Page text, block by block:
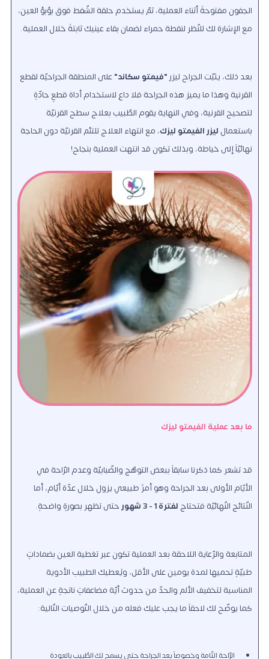
الجفون مفتوحةً أثناء العملية، ثمّ يستخدم حلقة الشّفط فوق بؤبؤ العين،
مع الإشارة لك للنّظر لنقطة حمراء لضمان بقاء عينيك ثابتةً خلال العملية.
بعد ذلك، يثبّت الجراح ليزر "فيمتو سكاند"على المنطقة الجراحيّة لقطع
القرنية وهذا ما يميز هذه الجراحة فلا داعٍ لاستخدام أداة قطعٍ حادّةٍ
لتصحيح القرنية، وفي النهاية يقوم الطّبيب بعلاج سطح القرنيّة
باستعمال ليزر الفيمتو ليزك، مع انتهاء العلاج تلتئم القرنيّة دون الحاجة
نهائيّاً إلى خياطة، وبذلك تكون قد انتهت العملية بنجاح!
ما بعد عملية الفيمتو ليزك
قد تشعر كما ذكرنا سابقاً ببعض التوهّج والضّبابيّة وعدم الرّاحة في
الأيّام الأولى بعد الجراحة وهو أمرٌ طبيعيٌّ يزول خلال عدّة أيّام، أما
النّتائج النّهائيّة فتحتاج لفترة 1 - 3 شهور حتى تظهر بصورةٍ واضحةٍ.
المتابعة والرّعاية اللاحقة بعد العملية تكون عبر تغطية العين بضماداتٍ
طبيّةٍ تحميها لمدة يومين على الأقل، ويُعطيك الطبيب الأدوية
المناسبة لتخفيف الألم والحدّ من حدوث أيّة مضاعفاتٍ ناتجةٍ عن العملية،
كما يوضّح لك لاحقاً ما يجب عليك فعله من خلال التّوصيات التّالية:
الرّاحة التّامة وخصوصاً بعد الجراحة حتى يسمح لك الطّبيب بالعودة